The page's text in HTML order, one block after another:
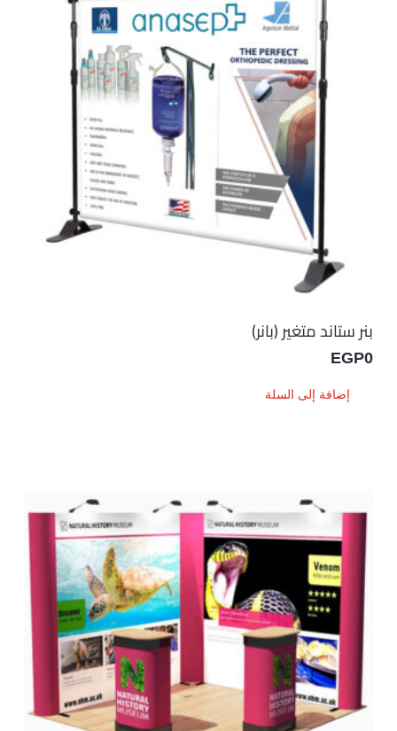
بنر ستاند متغير (بانر)
EGP0
إضافة إلى السلة